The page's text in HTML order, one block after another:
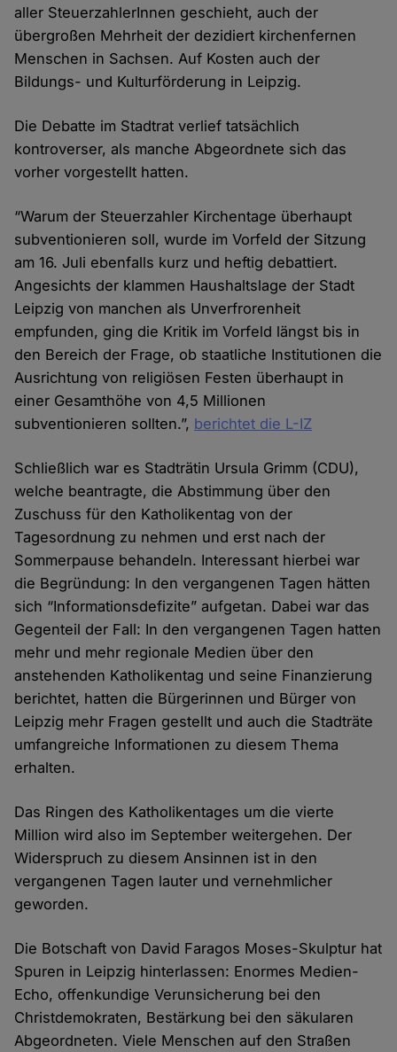
aller SteuerzahlerInnen geschieht, auch der
übergroßen Mehrheit der dezidiert kirchenfernen
Menschen in Sachsen. Auf Kosten auch der
Bildungs- und Kulturförderung in Leipzig.
Die Debatte im Stadtrat verlief tatsächlich
kontroverser, als manche Abgeordnete sich das
vorher vorgestellt hatten.
“Warum der Steuerzahler Kirchentage überhaupt
subventionieren soll, wurde im Vorfeld der Sitzung
am 16. Juli ebenfalls kurz und heftig debattiert.
Angesichts der klammen Haushaltslage der Stadt
Leipzig von manchen als Unverfrorenheit
empfunden, ging die Kritik im Vorfeld längst bis in
den Bereich der Frage, ob staatliche Institutionen die
Ausrichtung von religiösen Festen überhaupt in
einer Gesamthöhe von 4,5 Millionen
subventionieren sollten.”, berichtet die L-IZ
Schließlich war es Stadträtin Ursula Grimm (CDU),
welche beantragte, die Abstimmung über den
Zuschuss für den Katholikentag von der
Tagesordnung zu nehmen und erst nach der
Sommerpause behandeln. Interessant hierbei war
die Begründung: In den vergangenen Tagen hätten
sich “Informationsdefizite” aufgetan. Dabei war das
Gegenteil der Fall: In den vergangenen Tagen hatten
mehr und mehr regionale Medien über den
anstehenden Katholikentag und seine Finanzierung
berichtet, hatten die Bürgerinnen und Bürger von
Leipzig mehr Fragen gestellt und auch die Stadträte
umfangreiche Informationen zu diesem Thema
erhalten.
Das Ringen des Katholikentages um die vierte
Million wird also im September weitergehen. Der
Widerspruch zu diesem Ansinnen ist in den
vergangenen Tagen lauter und vernehmlicher
geworden.
Die Botschaft von David Faragos Moses-Skulptur hat
Spuren in Leipzig hinterlassen: Enormes Medien-
Echo, offenkundige Verunsicherung bei den
Christdemokraten, Bestärkung bei den säkularen
Abgeordneten. Viele Menschen auf den Straßen